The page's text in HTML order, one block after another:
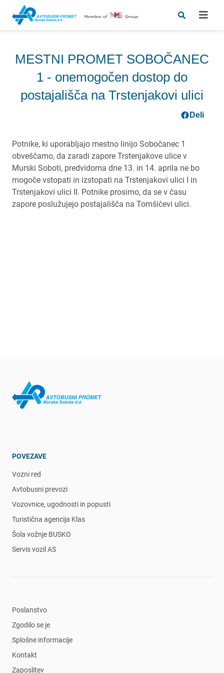
MESTNI PROMET SOBOČANEC
1 - onemogočen dostop do
postajališča na Trstenjakovi ulici
Deli
Potnike, ki uporabljajo mestno linijo Sobočanec 1
obveščamo, da zaradi zapore Trstenjakove ulice v
Murski Soboti, predvidoma dne 13. in 14. aprila ne bo
mogoče vstopati in izstopati na Trstenjakovi ulici I in
Trstenjakovi ulici II. Potnike prosimo, da se v času
zapore poslužujejo postajališča na Tomšičevi ulici.
POVEZAVE
Vozni red
Avtobusni prevozi
Vozovnice, ugodnosti in popusti
Turistična agencija Klas
Šola vožnje BUSKO
Servis vozil AS
Poslanstvo
Zgodilo se je
Splošne informacije
Kontakt
Zaposlitev